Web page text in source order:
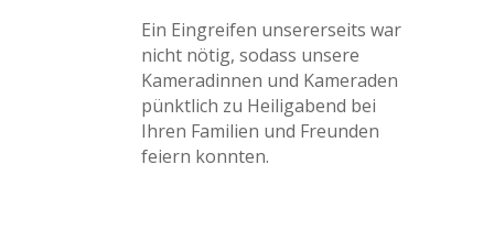
Ein Eingreifen unsererseits war
nicht nötig, sodass unsere
Kameradinnen und Kameraden
pünktlich zu Heiligabend bei
Ihren Familien und Freunden
feiern konnten.